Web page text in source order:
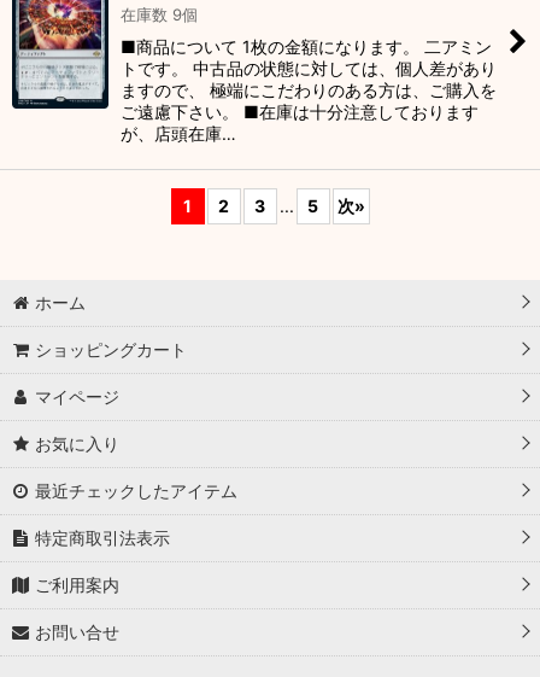
在庫数 9個
■商品について 1枚の金額になります。 二アミン
トです。 中古品の状態に対しては、個人差があり
ますので、 極端にこだわりのある方は、ご購入を
ご遠慮下さい。 ■在庫は十分注意しております
が、店頭在庫…
1 2 3 ... 5 次»
ホーム
ショッピングカート
マイページ
お気に入り
最近チェックしたアイテム
特定商取引法表示
ご利用案内
お問い合せ